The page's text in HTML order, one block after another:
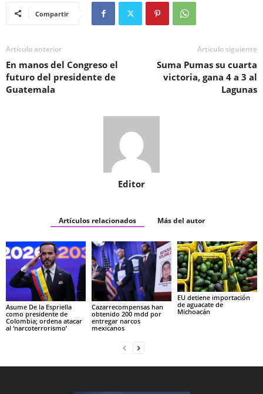
Compartir
Artículo anterior
En manos del Congreso el
futuro del presidente de
Guatemala
Artículo siguiente
Suma Pumas su cuarta
victoria, gana 4 a 3 al
Lagunas
Editor
Artículos relacionados Más del autor
Asume De la Espriella
como presidente de
Colombia; ordena atacar
al ‘narcoterrorismo’
Cazarrecompensas han
obtenido 200 mdd por
entregar narcos
mexicanos
EU detiene importación
de aguacate de
Michoacán